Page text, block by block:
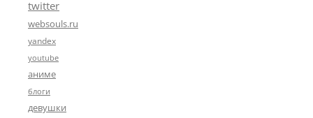
twitter
websouls.ru
yandex
youtube
аниме
блоги
девушки